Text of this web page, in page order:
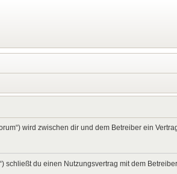
wird zwischen dir und dem Betreiber ein
schließt du einen Nutzungsvertrag mit dem